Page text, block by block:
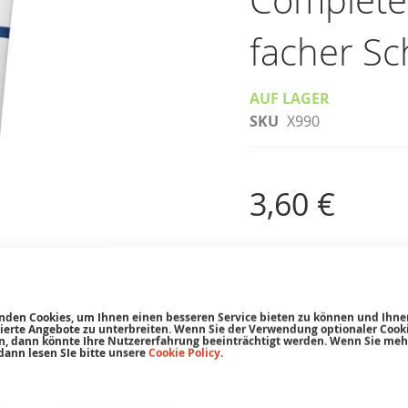
Cookies, um Ihnen einen besseren Service bieten zu können und
Angebote zu unterbreiten. Wenn Sie der Verwendung optionaler
dann könnte Ihre Nutzererfahrung beeinträchtigt werden. Wenn Sie
lesen SIe bitte unsereCookie Policy.
facher
AUF LAGER
SKU X990
3,60 €
6 für jeweils
Inkl. 19% MwSt., zzgl.
48,00 €